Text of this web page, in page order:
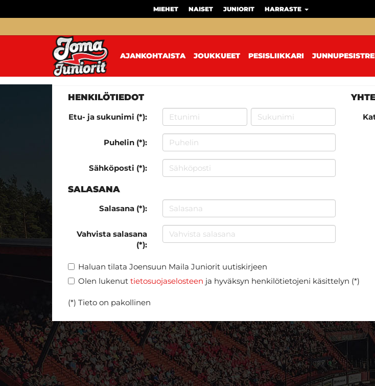
MIEHET NAISET JUNIORIT HARRASTE
AJANKOHTAISTA JOUKKUEET PESISLIIKKARI
HENKILÖTIEDOT
Etu- ja sukunimi (*):
Puhelin (*):
Sähköposti (*):
SALASANA
Salasana (*):
Vahvista salasana
(*):
Haluan tilata Joensuun Maila Juniorit uutiskirjeen
Olen lukenut tietosuojaselosteen ja hyväksyn henkilötietojeni käsittelyn (*)
(*) Tieto on pakollinen